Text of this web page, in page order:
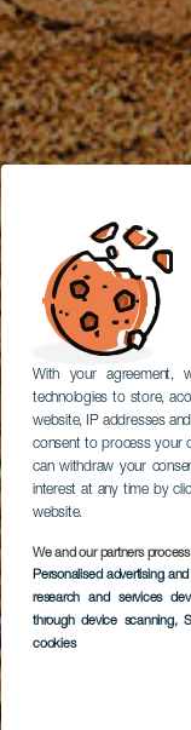
With your agreement,
technologies to store,
website, IP addresses
consent to process your
can withdraw your
interest at any time by
website.
We and our partners
Personalised advertising
research and services
through device scanning,
cookies